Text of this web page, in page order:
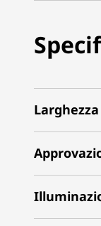
Larghezza